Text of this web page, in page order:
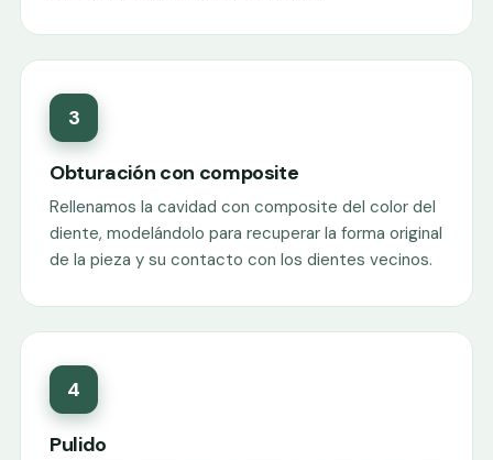
3
Obturación con composite
Rellenamos la cavidad con composite del color del
diente, modelándolo para recuperar la forma original
de la pieza y su contacto con los dientes vecinos.
4
Pulido